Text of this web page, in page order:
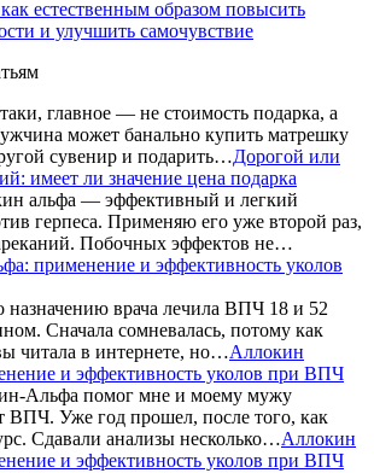
естественным образом повысить
и улучшить самочувствие
главное — не стоимость подарка, а
может банально купить матрешку
сувенир и подарить…Дорогой или
имеет ли значение цена подарка
альфа — эффективный и легкий
герпеса. Применяю его уже второй раз,
Побочных эффектов не…
применение и эффективность уколов
назначению врача лечила ВПЧ 18 и 52
Сначала сомневалась, потому как
читала в интернете, но…Аллокин
и эффективность уколов при ВПЧ
Альфа помог мне и моему мужу
ВПЧ. Уже год прошел, после того, как
Сдавали анализы несколько…Аллокин
и эффективность уколов при ВПЧ